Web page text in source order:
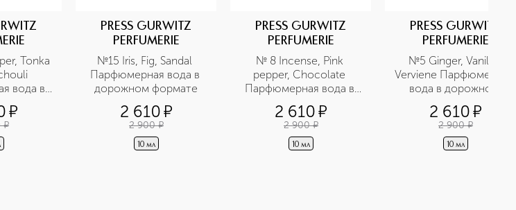
Tonka
вода в
¤
¤
PRESS GURWITZ
PERFUMERIE
№15 Iris, Fig, Sandal
Парфюмерная вода в
дорожном формате
2 610¤
2 900 ¤
10 мл
PRESS GURWITZ
PERFUMERIE
№ 8 Incense, Pink
pepper, Сhocolate
Парфюмерная вода в
дорожном формате
2 610¤
2 900 ¤
10 мл
PRESS GURWITZ
PERFUMERIE
№5 Ginger, Vanilla,
Verviene Парфюмерная
вода в дорожном
формате
2 610¤
2 900 ¤
10 мл